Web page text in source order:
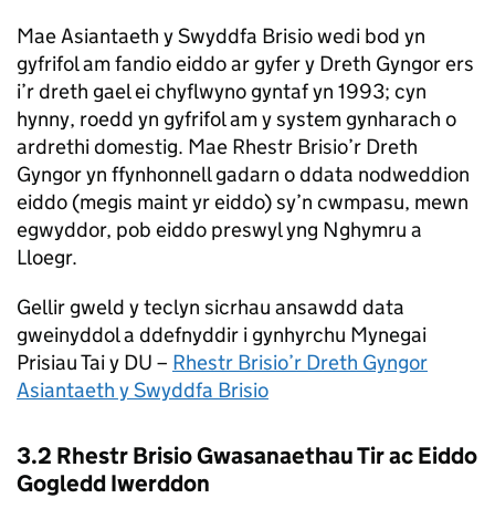
Mae Asiantaeth y Swyddfa Brisio wedi bod yn
gyfrifol am fandio eiddo ar gyfer y Dreth Gyngor ers
i’r dreth gael ei chyflwyno gyntaf yn 1993; cyn
hynny, roedd yn gyfrifol am y system gynharach o
ardrethi domestig. Mae Rhestr Brisio’r Dreth
Gyngor yn ffynhonnell gadarn o ddata nodweddion
eiddo (megis maint yr eiddo) sy’n cwmpasu, mewn
egwyddor, pob eiddo preswyl yng Nghymru a
Lloegr.
Gellir gweld y teclyn sicrhau ansawdd data
gweinyddol a ddefnyddir i gynhyrchu Mynegai
Prisiau Tai y DU – Rhestr Brisio’r Dreth Gyngor
Asiantaeth y Swyddfa Brisio
3.2 Rhestr Brisio Gwasanaethau Tir ac Eiddo
Gogledd Iwerddon